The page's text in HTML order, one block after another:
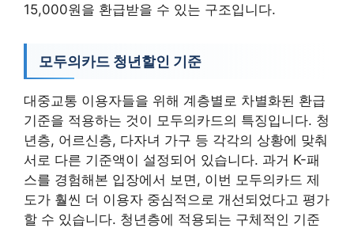
15,000원을 환급받을 수 있는 구조입니다.
모두의카드 청년할인 기준
대중교통 이용자들을 위해 계층별로 차별화된 환급
기준을 적용하는 것이 모두의카드의 특징입니다. 청
년층, 어르신층, 다자녀 가구 등 각각의 상황에 맞춰
서로 다른 기준액이 설정되어 있습니다. 과거 K-패
스를 경험해본 입장에서 보면, 이번 모두의카드 제
도가 훨씬 더 이용자 중심적으로 개선되었다고 평가
할 수 있습니다. 청년층에 적용되는 구체적인 기준